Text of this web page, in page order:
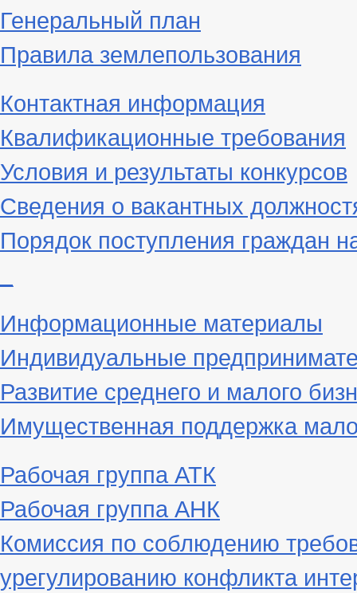
Генеральный план
Правила землепользования
Контактная информация
Квалификационные требования
Условия и результаты конкурсов
Сведения о вакантных
Порядок поступления граждан
Информационные материалы
Индивидуальные
Развитие среднего и малого
Имущественная поддержка
Рабочая группа АТК
Рабочая группа АНК
Комиссия по соблюдению
урегулированию конфликта